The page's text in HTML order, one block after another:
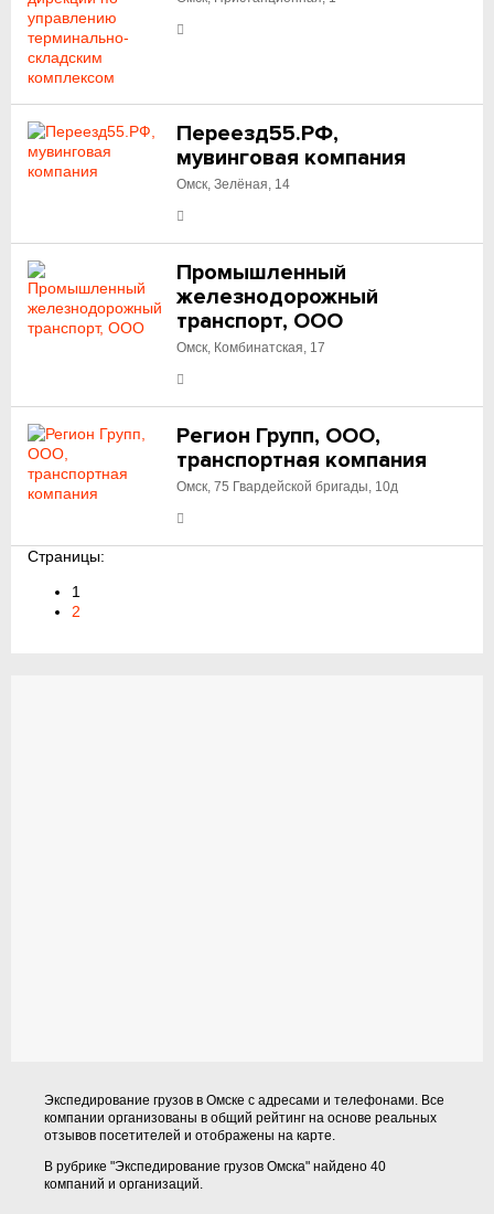
Переезд55.РФ,
мувинговая компания
Омск, Зелёная, 14
Промышленный
железнодорожный
транспорт, ООО
Омск, Комбинатская, 17
Регион Групп, ООО,
транспортная компания
Омск, 75 Гвардейской бригады, 10д
Страницы:
1
2
Экспедирование грузов в Омске с адресами и телефонами. Все
компании организованы в общий рейтинг на основе реальных
отзывов посетителей и отображены на карте.
В рубрике "Экспедирование грузов Омска" найдено 40
компаний и организаций.